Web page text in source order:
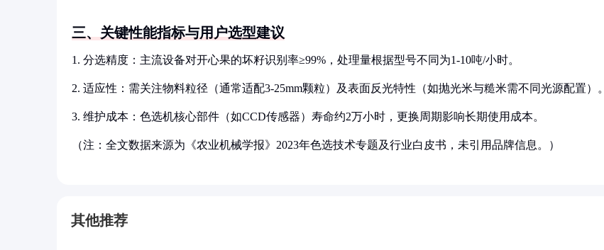
三、关键性能指标与用户选型建议
1. 分选精度：主流设备对开心果的坏籽识别率≥99%，处理量根据型号不同为1-10吨/小时。
2. 适应性：需关注物料粒径（通常适配3-25mm颗粒）及表面反光特性（如抛光米与糙米需不同光源配置）。
3. 维护成本：色选机核心部件（如CCD传感器）寿命约2万小时，更换周期影响长期使用成本。
（注：全文数据来源为《农业机械学报》2023年色选技术专题及行业白皮书，未引用品牌信息。）
其他推荐